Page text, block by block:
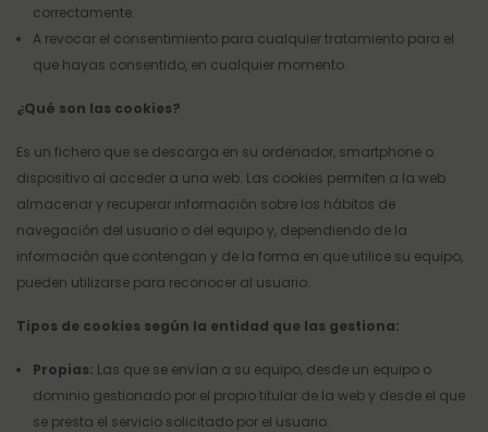
correctamente.
A revocar el consentimiento para cualquier tratamiento para el
que hayas consentido, en cualquier momento.
¿Qué son las cookies?
Es un fichero que se descarga en su ordenador, smartphone o
dispositivo al acceder a una web. Las cookies permiten a la web
almacenar y recuperar información sobre los hábitos de
navegación del usuario o del equipo y, dependiendo de la
información que contengan y de la forma en que utilice su equipo,
pueden utilizarse para reconocer al usuario.
Tipos de cookies según la entidad que las gestiona:
Propias: Las que se envían a su equipo, desde un equipo o
dominio gestionado por el propio titular de la web y desde el que
se presta el servicio solicitado por el usuario.